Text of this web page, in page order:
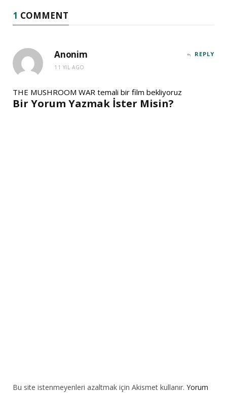
1 COMMENT
Anonim
11 YIL AGO
REPLY
THE MUSHROOM WAR temali bir film bekliyoruz
Bir Yorum Yazmak İster Misin?
Bu site istenmeyenleri azaltmak için Akismet kullanır. Yorum